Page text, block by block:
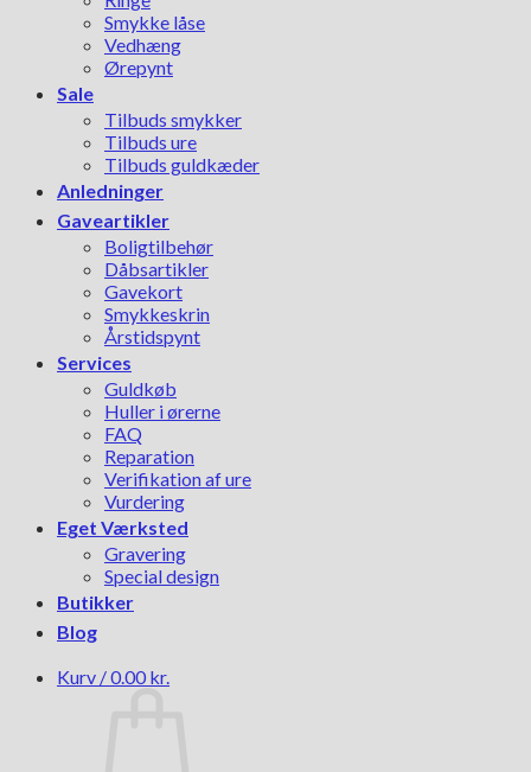
Smykke låse
Vedhæng
Ørepynt
Sale
Tilbuds smykker
Tilbuds ure
Tilbuds guldkæder
Anledninger
Gaveartikler
Boligtilbehør
Dåbsartikler
Gavekort
Smykkeskrin
Årstidspynt
Services
Guldkøb
Huller i ørerne
FAQ
Reparation
Verifikation af ure
Vurdering
Eget Værksted
Gravering
Special design
Butikker
Blog
Kurv /0.00 kr.